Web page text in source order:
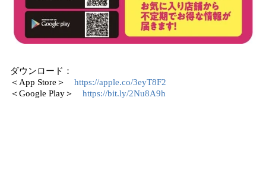
ダウンロード：
＜App Store＞ https://apple.co/3eyT8F2
＜Google Play＞ https://bit.ly/2Nu8A9h